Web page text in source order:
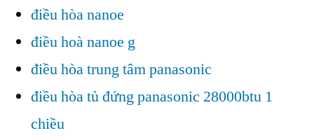
điều hòa nanoe
điều hoà nanoe g
điều hòa trung tâm panasonic
điều hòa tủ đứng panasonic 28000btu 1
chiều